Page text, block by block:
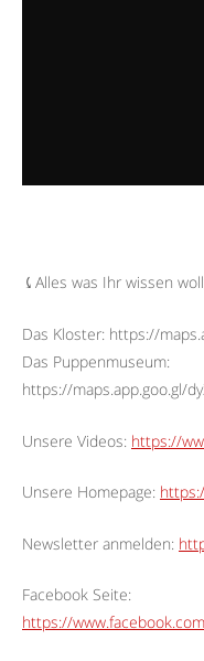
⤹Alles was Ihr wissen
Das Kloster: https://
Das Puppenmuseum:
https://maps.app.goo.gl/
Unsere Videos: https://
Unsere Homepage:
Newsletter anmelden:
Facebook Seite:
https://